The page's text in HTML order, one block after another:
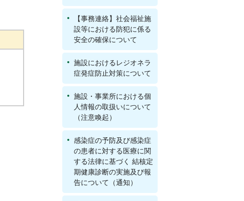
【事務連絡】社会福祉施
設等における防犯に係る
安全の確保について
施設におけるレジオネラ
症発症防止対策について
施設・事業所における個
人情報の取扱いについて
（注意喚起）
感染症の予防及び感染症
の患者に対する医療に関
する法律に基づく 結核定
期健康診断の実施及び報
告について（通知）